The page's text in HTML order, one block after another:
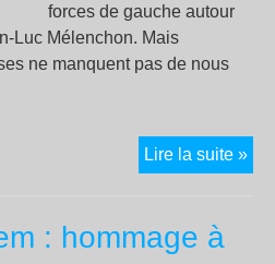
forces de gauche autour
Luc Mélenchon. Mais
ne manquent pas de nous
Lire la suite »LFI
en
: hommage à